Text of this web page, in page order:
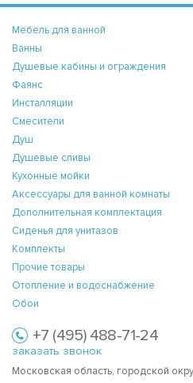
Мебель для ванной
Ванны
Душевые кабины и ограждения
Фаянс
Инсталляции
Смесители
Душ
Душевые сливы
Кухонные мойки
Аксессуары для ванной комнаты
Дополнительная комплектация
Сиденья для унитазов
Комплекты
Прочие товары
Отопление и водоснабжение
Обои
+7 (495) 488-71-24
заказать звонок
Московская область, городской